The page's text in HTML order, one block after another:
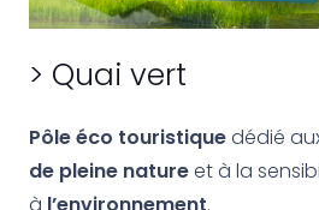
> Quai vert
Pôle éco touristiquedédié
de pleine natureet à la